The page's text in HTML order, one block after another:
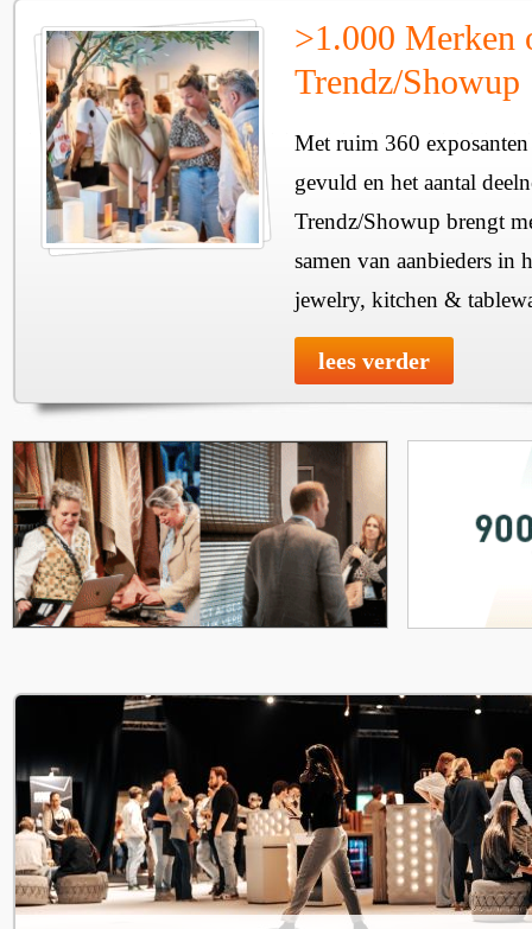
>1.000 Merken
Trendz/Showup
Met ruim 360
gevuld en het aantal
Trendz/Showup brengt
samen van aanbieders in
jewelry, kitchen &
lees verder